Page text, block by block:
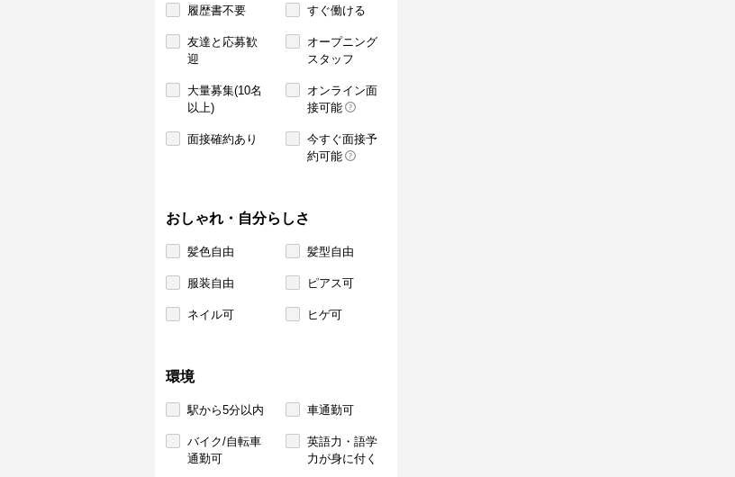
履歴書不要 すぐ働ける
友達と応募歓
迎
オープニング
スタッフ
大量募集(10名
以上)
オンライン面
接可能
面接確約あり
今すぐ面接予
約可能
おしゃれ・自分らしさ
髪色自由 髪型自由
服装自由 ピアス可
ネイル可 ヒゲ可
環境
駅から5分以内 車通勤可
バイク/自転車
通勤可
英語力・語学
力が身に付く